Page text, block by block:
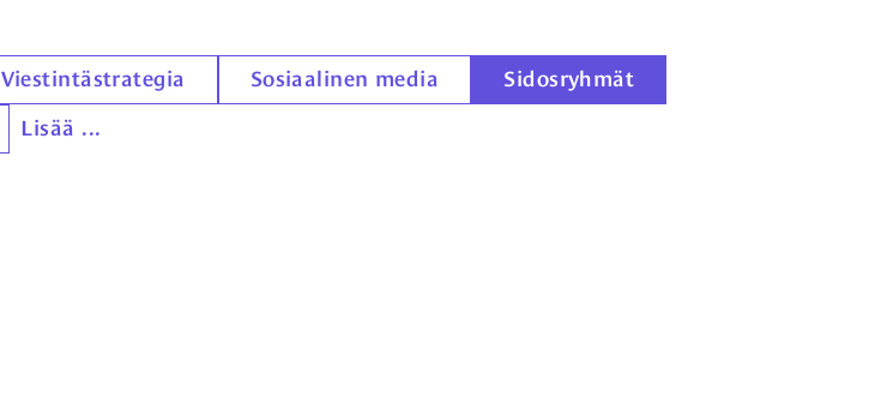
Viestintästrategia Sosiaalinen media Sidosryhmät
Lisää ...